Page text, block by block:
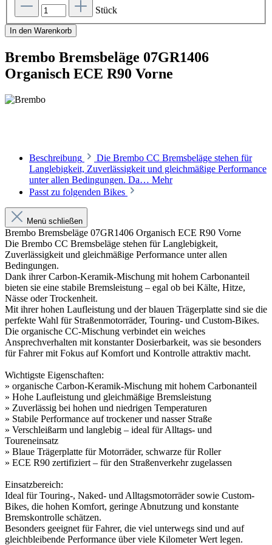
Stück
In den Warenkorb
Brembo Bremsbeläge 07GR1406
Organisch ECE R90 Vorne
Beschreibung
Die Brembo CC Bremsbeläge stehen für
Langlebigkeit, Zuverlässigkeit und gleichmäßige Performance
unter allen Bedingungen. Da… Mehr
Passt zu folgenden Bikes
Menü schließen
Brembo Bremsbeläge 07GR1406 Organisch ECE R90 Vorne
Die Brembo CC Bremsbeläge stehen für Langlebigkeit,
Zuverlässigkeit und gleichmäßige Performance unter allen
Bedingungen.
Dank ihrer Carbon-Keramik-Mischung mit hohem Carbonanteil
bieten sie eine stabile Bremsleistung – egal ob bei Kälte, Hitze,
Nässe oder Trockenheit.
Mit ihrer hohen Laufleistung und der blauen Trägerplatte sind sie die
perfekte Wahl für Straßenmotorräder, Touring- und Custom-Bikes.
Die organische CC-Mischung verbindet ein weiches
Ansprechverhalten mit konstanter Dosierbarkeit, was sie besonders
für Fahrer mit Fokus auf Komfort und Kontrolle attraktiv macht.
Wichtigste Eigenschaften:
» organische Carbon-Keramik-Mischung mit hohem Carbonanteil
» Hohe Laufleistung und gleichmäßige Bremsleistung
» Zuverlässig bei hohen und niedrigen Temperaturen
» Stabile Performance auf trockener und nasser Straße
» Verschleißarm und langlebig – ideal für Alltags- und
Toureneinsatz
» Blaue Trägerplatte für Motorräder, schwarze für Roller
» ECE R90 zertifiziert – für den Straßenverkehr zugelassen
Einsatzbereich:
Ideal für Touring-, Naked- und Alltagsmotorräder sowie Custom-
Bikes, die hohen Komfort, geringe Abnutzung und konstante
Bremskontrolle schätzen.
Besonders geeignet für Fahrer, die viel unterwegs sind und auf
gleichbleibende Performance über viele Kilometer Wert legen.